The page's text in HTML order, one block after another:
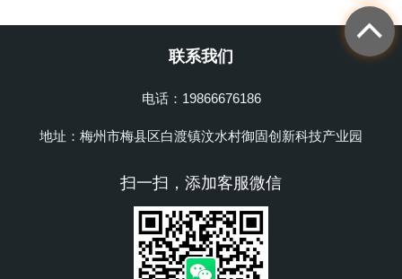
联系我们
电话：19866676186
地址：梅州市梅县区白渡镇汶水村御固创新科技产业园
扫一扫，添加客服微信